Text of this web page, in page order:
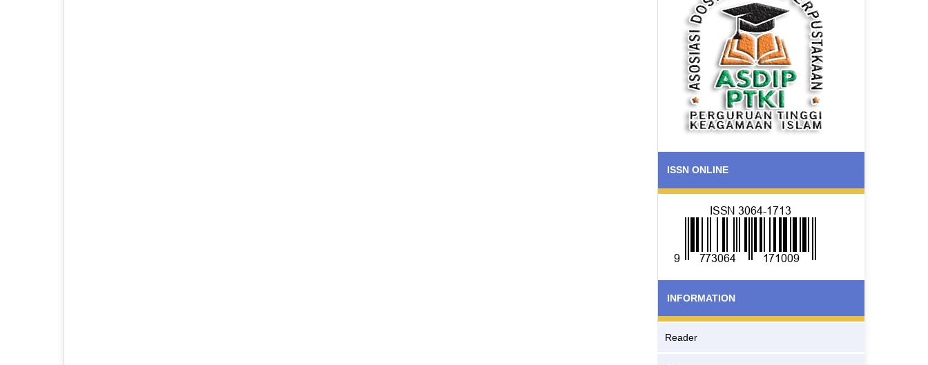
ISSN ONLINE
INFORMATION
Reader